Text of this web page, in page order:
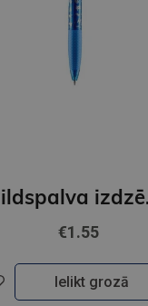
€1.55
Ielikt grozā